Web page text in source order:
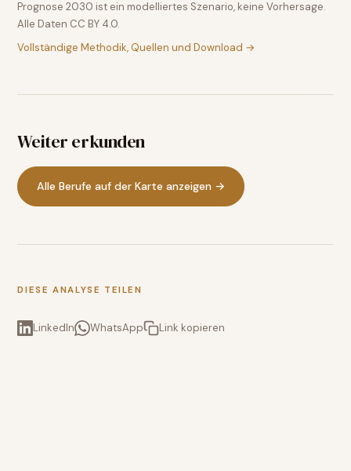
Prognose 2030 ist ein modelliertes Szenario, keine Vorhersage.
Alle Daten CC BY 4.0.
Vollständige Methodik, Quellen und Download →
Weiter erkunden
Alle Berufe auf der Karte anzeigen →
DIESE ANALYSE TEILEN
LinkedIn WhatsApp Link kopieren